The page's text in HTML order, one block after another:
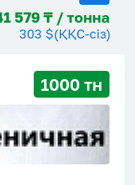
141 579 ₸ / тонна
303 $(ҚҚС-сіз)
1000 тн